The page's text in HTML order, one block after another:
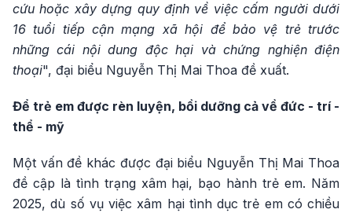
cứu hoặc xây dựng quy định về việc cấm người dưới
16 tuổi tiếp cận mạng xã hội để bảo vệ trẻ trước
những cái nội dung độc hại và chứng nghiện điện
thoại", đại biểu Nguyễn Thị Mai Thoa đề xuất.
Để trẻ em được rèn luyện, bồi dưỡng cả về đức - trí -
thể - mỹ
Một vấn đề khác được đại biểu Nguyễn Thị Mai Thoa
đề cập là tình trạng xâm hại, bạo hành trẻ em. Năm
2025, dù số vụ việc xâm hại tình dục trẻ em có chiều